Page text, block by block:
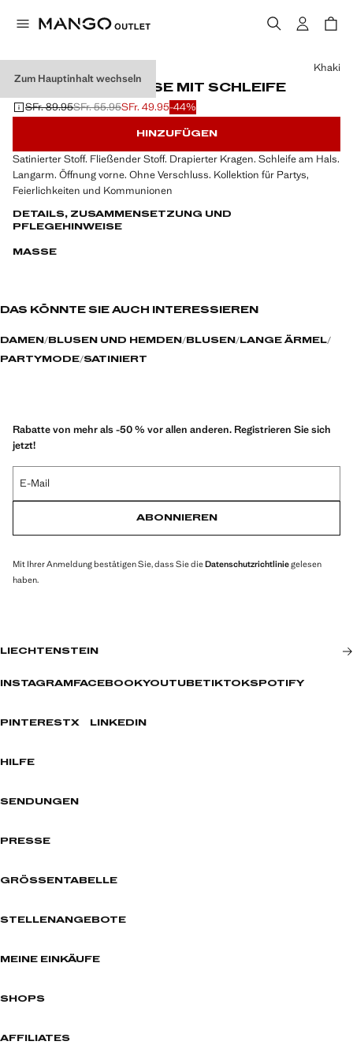
Zum Hauptinhalt wechseln
SATINIERTER BLUSE MIT SCHLEIFE
Ausgangspreis durchgestrichen [SFr. 89.95 ]
SFr. 89.95
Zweiter Preis durchgestrichen [SFr. 55.95 ]
SFr. 55.95
Aktueller Preis [SFr. 49.95 ]SFr. 49.95-44%
Wählen Sie eine Farbe
Khaki
HINZUFÜGEN
Satinierter Stoff. Fließender Stoff. Drapierter Kragen. Schleife am Hals.
Langarm. Öffnung vorne. Ohne Verschluss. Kollektion für Partys,
Feierlichkeiten und Kommunionen
DETAILS, ZUSAMMENSETZUNG UND
PFLEGEHINWEISE
MASSE
DAS KÖNNTE SIE AUCH INTERESSIEREN
DAMEN BLUSEN UND HEMDEN BLUSEN
LANGE ÄRMEL
PARTYMODE SATINIERT
Rabatte von mehr als -50 % vor allen anderen. Registrieren Sie sich
jetzt!
E-Mail
ABONNIEREN
Mit Ihrer Anmeldung bestätigen Sie, dass Sie dieDatenschutzrichtliniegelesen
haben.
LIECHTENSTEIN
INSTAGRAM FACEBOOKYOUTUBETIKTOKSPOTIFY
PINTERESTX LINKEDIN
HILFE
SENDUNGEN
PRESSE
GRÖSSENTABELLE
STELLENANGEBOTE
MEINE EINKÄUFE
SHOPS
AFFILIATES